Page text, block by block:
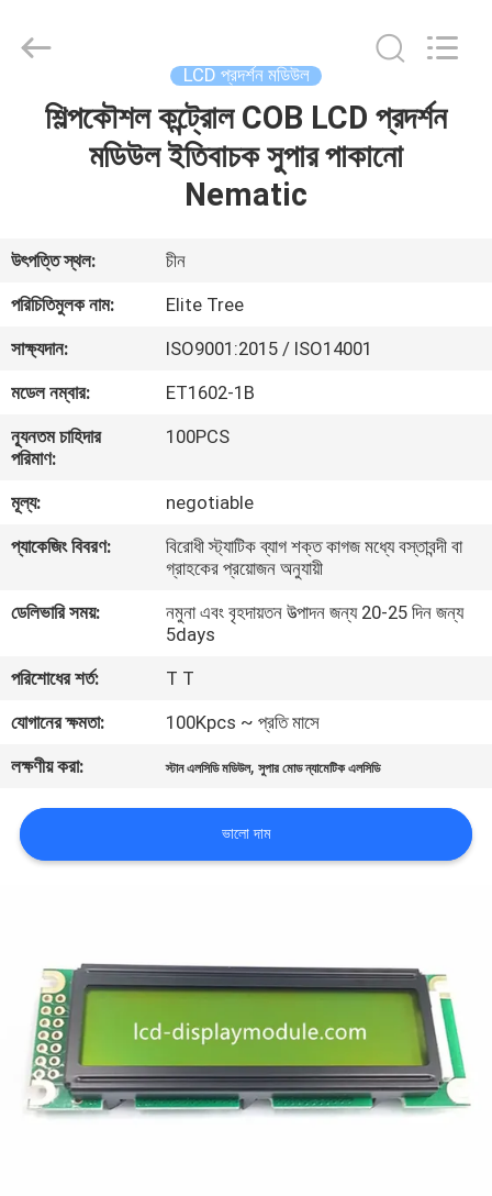
ভিডিও
সম্পর্কে
কারখানা
মান
আমাদের
যোগাযোগ
করুন
খবর
আবেদন
সাইট
ম্যাপ
Technology.
LCD প্রদর্শন মডিউল
শিল্পকৌশল কন্ট্রোল COB LCD প্রদর্শন
মডিউল ইতিবাচক সুপার পাকানো
Nematic
উৎপত্তি স্থল:
চীন
পরিচিতিমুলক নাম:
Elite Tree
সাক্ষ্যদান:
ISO9001:2015 / ISO14001
মডেল নম্বার:
ET1602-1B
ন্যূনতম চাহিদার
পরিমাণ:
100PCS
মূল্য:
negotiable
প্যাকেজিং বিবরণ:
বিরোধী স্ট্যাটিক ব্যাগ শক্ত কাগজ মধ্যে বস্তাবন্দী বা
গ্রাহকের প্রয়োজন অনুযায়ী
ডেলিভারি সময়:
নমুনা এবং বৃহদায়তন উত্পাদন জন্য 20-25 দিন জন্য
5days
পরিশোধের শর্ত:
T T
যোগানের ক্ষমতা:
100Kpcs ~ প্রতি মাসে
লক্ষণীয় করা:
স্টান এলসিডি মডিউল,সুপার মোড ন্যামেটিক এলসিডি
ভালো দাম